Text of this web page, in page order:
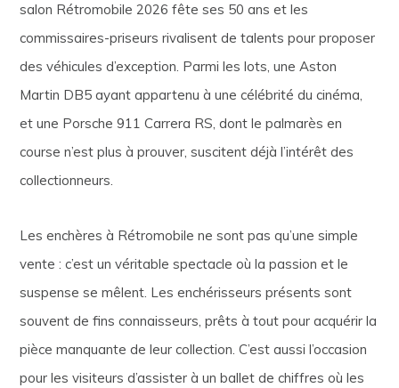
salon Rétromobile 2026 fête ses 50 ans et les
commissaires-priseurs rivalisent de talents pour proposer
des véhicules d’exception. Parmi les lots, une Aston
Martin DB5 ayant appartenu à une célébrité du cinéma,
et une Porsche 911 Carrera RS, dont le palmarès en
course n’est plus à prouver, suscitent déjà l’intérêt des
collectionneurs.
Les enchères à Rétromobile ne sont pas qu’une simple
vente : c’est un véritable spectacle où la passion et le
suspense se mêlent. Les enchérisseurs présents sont
souvent de fins connaisseurs, prêts à tout pour acquérir la
pièce manquante de leur collection. C’est aussi l’occasion
pour les visiteurs d’assister à un ballet de chiffres où les